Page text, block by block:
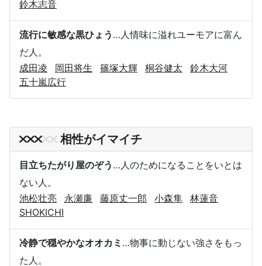
鈴木志音
流行に敏感な黒ひょう …人情味に溢れユーモアに富ん
だ人。
成田凌
岡田将生 篠塚大輝 桐谷健太
鈴木大河
五十嵐広行
相性がイマイチ
目立ちたがり屋のぞう …人のためになることをいとは
ない人。
池松壮亮
永瀬廉 藤原丈一郎 小森隼
林蓮音
SHOKICHI
冷静で穏やかなオオカミ …物事に動じない強さをもっ
た人。